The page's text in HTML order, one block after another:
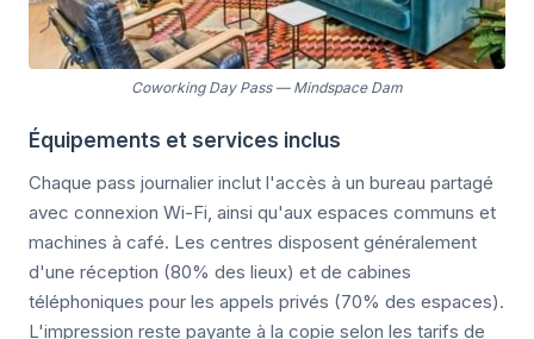
Coworking Day Pass— Mindspace Dam
Équipements et services inclus
Chaque pass journalier inclut l'accès à un bureau partagé
avec connexion Wi-Fi, ainsi qu'aux espaces communs et
machines à café. Les centres disposent généralement
d'une réception (80% des lieux) et de cabines
téléphoniques pour les appels privés (70% des espaces).
L'impression reste payante à la copie selon les tarifs de